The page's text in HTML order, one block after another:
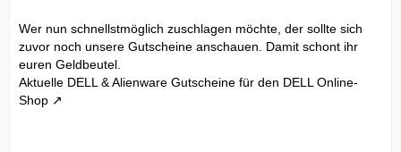
Wer nun schnellstmöglich zuschlagen möchte, der sollte sich
zuvor noch unsere Gutscheine anschauen. Damit schont ihr
euren Geldbeutel.
Aktuelle DELL & Alienware Gutscheine für den DELL Online-
Shop